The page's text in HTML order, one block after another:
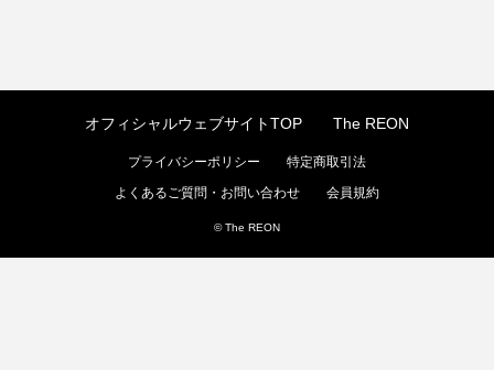
オフィシャルウェブサイトTOP The REON
プライバシーポリシー
特定商取引法
よくあるご質問・お問い合わせ
会員規約
© The REON